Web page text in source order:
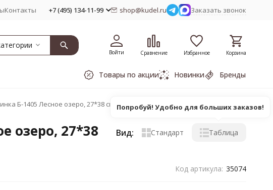
Контакты +7 (495) 134-11-99 shop@kudel.ru Заказать звонок
Войти Сравнение Избранное Корзина
Товары по акции Новинки Бренды
Б-1405 Лесное озеро, 27*38 см
озеро, 27*38
Вид: Стандарт Таблица
Код артикула: 35074
Попробуй! Удобно для больших заказов!